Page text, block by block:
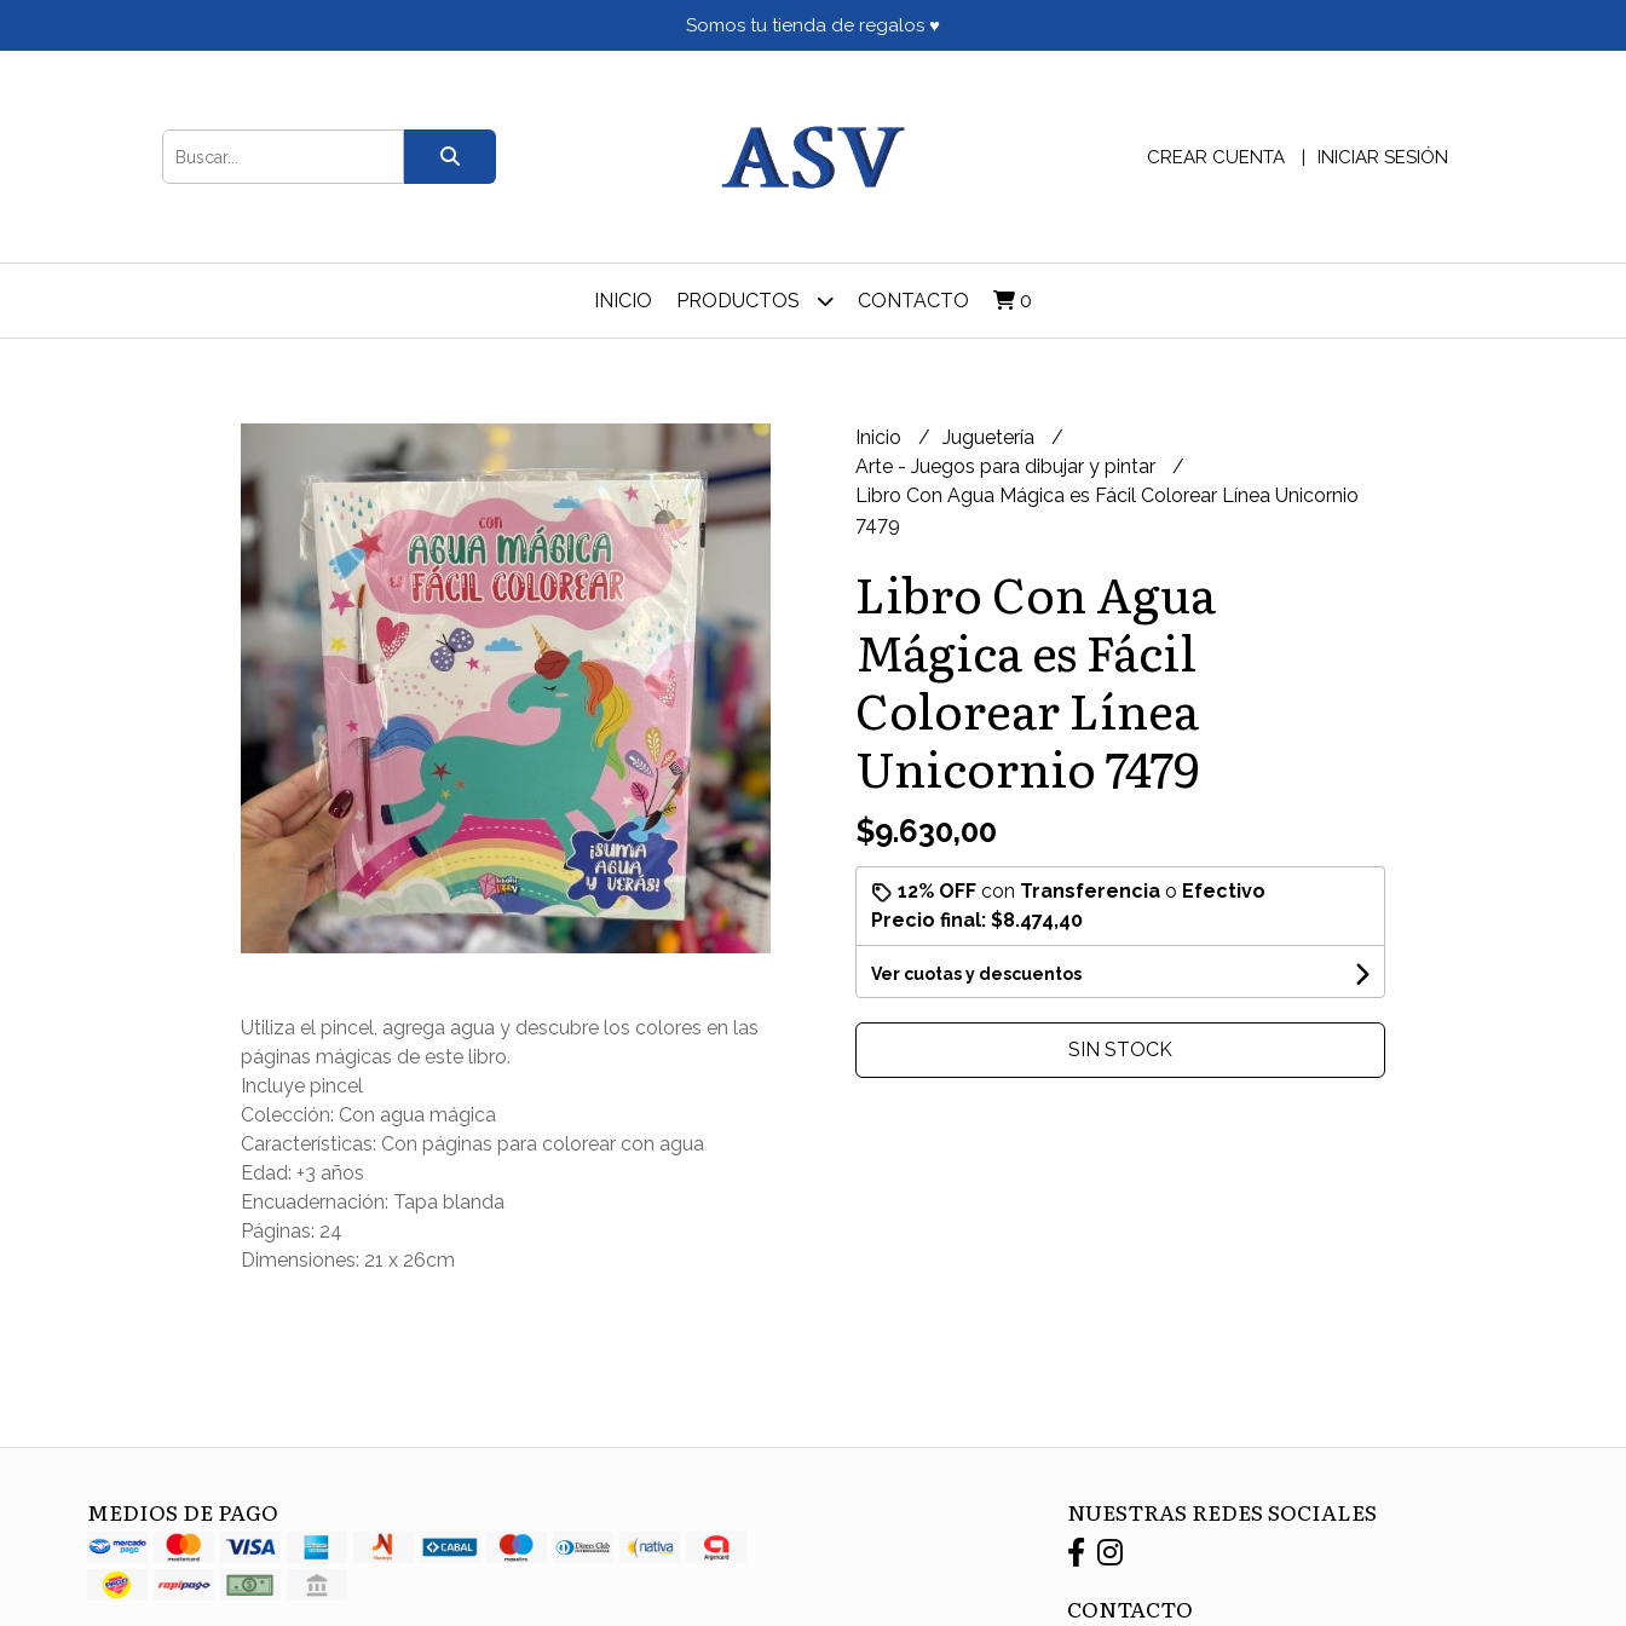
Somos tu tienda de regalos ♥
CREAR CUENTA INICIAR SESIÓN
INICIO PRODUCTOS CONTACTO 0
Utiliza el pincel, agrega agua y descubre los colores en las
páginas mágicas de este libro.
Incluye pincel
Colección: Con agua mágica
Características: Con páginas para colorear con agua
Edad: +3 años
Encuadernación: Tapa blanda
Páginas: 24
Dimensiones: 21 x 26cm
Inicio
Juguetería
Arte - Juegos para dibujar y pintar
Libro Con Agua Mágica es Fácil Colorear Línea Unicornio
7479
Libro Con Agua
Mágica es Fácil
Colorear Línea
Unicornio 7479
$9.630,00
12% OFF con Transferencia o Efectivo
Precio final: $8.474,40
Ver cuotas y descuentos
SIN STOCK
MEDIOS DE PAGO NUESTRAS REDES SOCIALES
CONTACTO